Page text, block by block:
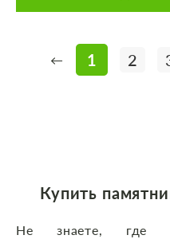
← 1 2
Купить
Не знаете, где